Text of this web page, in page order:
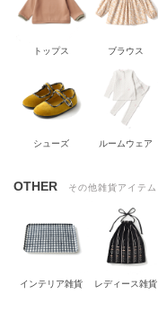
トップス ブラウス
シューズ ルームウェア
OTHER その他雑貨アイテム
インテリア雑貨 レディース雑貨